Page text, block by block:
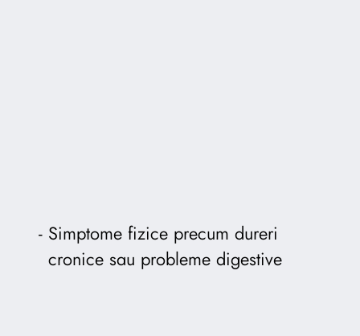
Simptome fizice precum dureri
cronice sau probleme digestive